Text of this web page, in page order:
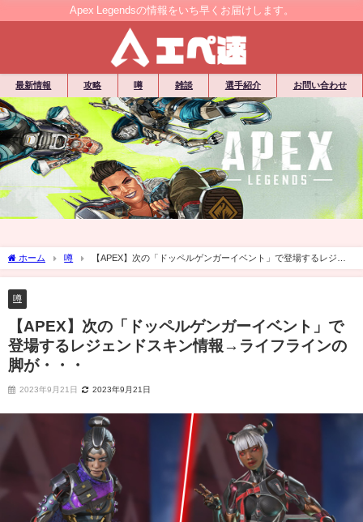
Apex Legendsの情報をいち早くお届けします。
最新情報 攻略 噂 雑談 選手紹介 お問い合わせ
ホーム 噂
【APEX】次の「ドッペルゲンガーイベント」で登場するレジェ
ンドスキン情報→ライフラインの脚が・・・
噂
【APEX】次の「ドッペルゲンガーイベント」で
登場するレジェンドスキン情報→ライフラインの
脚が・・・
2023年9月21日 2023年9月21日